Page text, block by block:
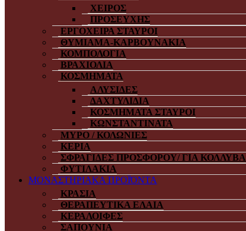
ΧΕΙΡΟΣ
ΠΡΟΣΕΥΧΗΣ
ΕΡΓΟΧΕΙΡΑ ΣΤΑΥΡΟΙ
ΘΥΜΙΑΜΑ-ΚΑΡΒΟΥΝΑΚΙΑ
ΚΟΜΠΟΛΟΓΙΑ
ΒΡΑΧΙΟΛΙΑ
ΚΟΣΜΗΜΑΤΑ
ΑΛΥΣΙΔΕΣ
ΔΑΧΤΥΛΙΔΙΑ
ΚΟΣΜΗΜΑΤΑ ΣΤΑΥΡΟΙ
ΚΩΝΣΤΑΝΤΙΝΑΤΑ
ΜΥΡΟ / ΚΟΛΩΝΙΕΣ
ΚΕΡΙΑ
ΣΦΡΑΓΙΔΕΣ ΠΡΟΣΦΟΡΟΥ/ ΓΙΑ ΚΟΛΛΥΒΑ
ΦΥΤΙΛΑΚΙΑ
ΜΟΝΑΣΤΗΡΙΑΚΑ ΠΡΟΪΌΝΤΑ
ΚΡΑΣΙΑ
ΘΕΡΑΠΕΥΤΙΚΑ ΕΛΑΙΑ
ΚΕΡΑΛΟΙΦΕΣ
ΣΑΠΟΥΝΙΑ